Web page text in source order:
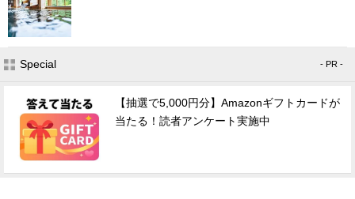
Special - PR -
【抽選で5,000円分】Amazonギフトカードが
当たる！読者アンケート実施中